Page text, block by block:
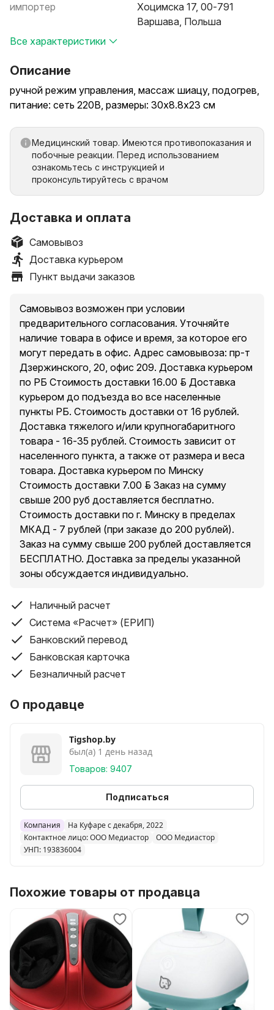
импортер
Хоцимска 17, 00-791
Варшава, Польша
Все характеристики
Описание
ручной режим управления, массаж шиацу, подогрев,
питание: сеть 220В, размеры: 30x8.8x23 см
Медицинский товар. Имеются противопоказания и
побочные реакции. Перед использованием
ознакомьтесь с инструкцией и
проконсультируйтесь с врачом
Доставка и оплата
Самовывоз
Доставка курьером
Пункт выдачи заказов
Самовывоз возможен при условии
предварительного согласования. Уточняйте
наличие товара в офисе и время, за которое его
могут передать в офис. Адрес самовывоза: пр-т
Дзержинского, 20, офис 209. Доставка курьером
по РБ Стоимость доставки 16.00 руб. Доставка
курьером до подъезда во все населенные
пункты РБ. Стоимость доставки от 16 рублей.
Доставка тяжелого и/или крупногабаритного
товара - 16-35 рублей. Стоимость зависит от
населенного пункта, а также от размера и веса
товара. Доставка курьером по Минску
Стоимость доставки 7.00 руб. Заказ на сумму
свыше 200 руб доставляется бесплатно.
Стоимость доставки по г. Минску в пределах
МКАД - 7 рублей (при заказе до 200 рублей).
Заказ на сумму свыше 200 рублей доставляется
БЕСПЛАТНО. Доставка за пределы указанной
зоны обсуждается индивидуально.
Наличный расчет
Система «Расчет» (ЕРИП)
Банковский перевод
Банковская карточка
Безналичный расчет
О продавце
Tigshop.by
был(а) 1 день назад
Товаров: 9407
Подписаться
Компания
На Куфаре с декабря, 2022
Контактное лицо: ООО Медиастор
ООО Медиастор
УНП: 193836004
Похожие товары от продавца